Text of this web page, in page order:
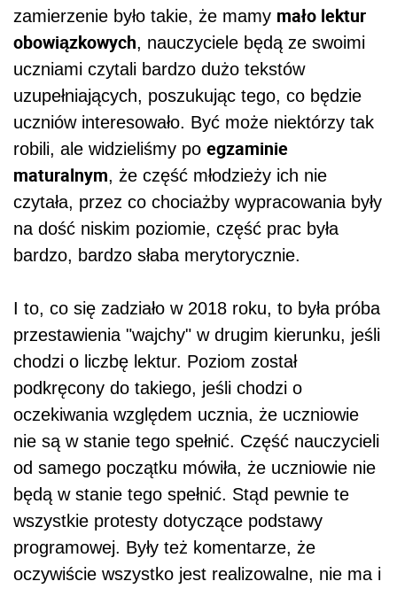
zamierzenie było takie, że mamy mało lektur
obowiązkowych, nauczyciele będą ze swoimi
uczniami czytali bardzo dużo tekstów
uzupełniających, poszukując tego, co będzie
uczniów interesowało. Być może niektórzy tak
robili, ale widzieliśmy po egzaminie
maturalnym, że część młodzieży ich nie
czytała, przez co chociażby wypracowania były
na dość niskim poziomie, część prac była
bardzo, bardzo słaba merytorycznie.
I to, co się zadziało w 2018 roku, to była próba
przestawienia "wajchy" w drugim kierunku, jeśli
chodzi o liczbę lektur. Poziom został
podkręcony do takiego, jeśli chodzi o
oczekiwania względem ucznia, że uczniowie
nie są w stanie tego spełnić. Część nauczycieli
od samego początku mówiła, że uczniowie nie
będą w stanie tego spełnić. Stąd pewnie te
wszystkie protesty dotyczące podstawy
programowej. Były też komentarze, że
oczywiście wszystko jest realizowalne, nie ma i